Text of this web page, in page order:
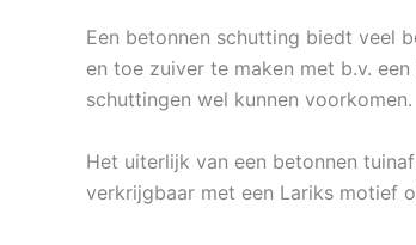
Een betonnen schutting biedt veel
en toe zuiver te maken met b.v.
schuttingen wel kunnen voorkomen.
Het uiterlijk van een betonnen
verkrijgbaar met een Lariks motief